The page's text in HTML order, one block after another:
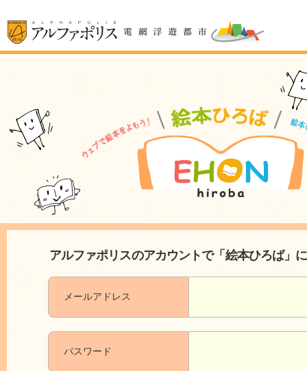
アルファポリスのアカウントで「絵本ひろば」
メールアドレス
パスワード